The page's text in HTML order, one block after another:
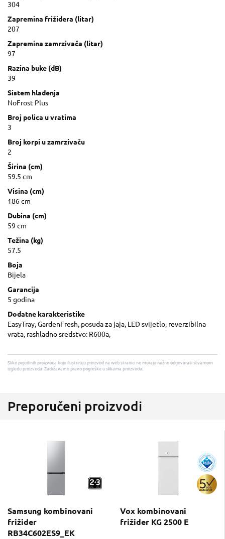
304
Zapremina frižidera (litar)
207
Zapremina zamrzivača (litar)
97
Razina buke (dB)
39
Sistem hlađenja
NoFrost Plus
Broj polica u vratima
3
Broj korpi u zamrzivaču
2
Širina (cm)
59.5 cm
Visina (cm)
186 cm
Dubina (cm)
59 cm
Težina (kg)
57.5
Boja
Bijela
Garancija
5 godina
Dodatne karakteristike
EasyTray, GardenFresh, posuda za jaja, LED svijetlo, reverzibilna
vrata, rashladno sredstvo: R600a,
Slike pojedinih proizvoda koje ilustriraju proizvod na web stranici ne moraju nužno odgovarati stvarnom
izgledu proizvoda. Zadržavamo pravo pogreške u slikama proizvoda.
Preporučeni proizvodi
Samsung kombinovani
frižider
RB34C602ES9_EK
Vox kombinovani
frižider KG 2500 E